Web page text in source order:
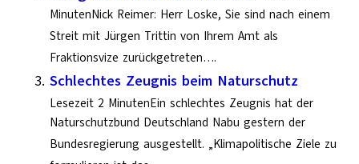
MinutenNick Reimer: Herr Loske, Sie sind nach einem
Streit mit Jürgen Trittin von Ihrem Amt als
Fraktionsvize zurückgetreten….
Schlechtes Zeugnis beim Naturschutz
Lesezeit 2 MinutenEin schlechtes Zeugnis hat der
Naturschutzbund Deutschland Nabu gestern der
Bundesregierung ausgestellt. „Klimapolitische Ziele zu